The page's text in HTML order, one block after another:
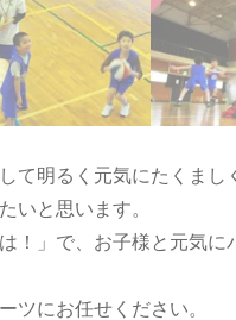
て明るく元気にたくま
いと思います。
！」で、お子様と元気に
ツにお任せください。